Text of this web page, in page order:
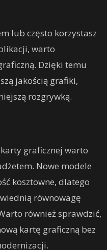
lub często korzystasz
warto
Dzięki temu
jakością grafiki,
rozgrywką.
graficznej warto
Nowe modele
kosztowne, dlatego
równowagę
również sprawdzić,
kartę graficzną bez